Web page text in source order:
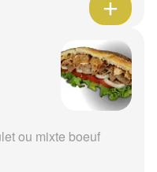
ou mixte boeuf